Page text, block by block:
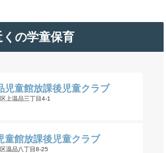
の学童保育
児童館放課後児童クラブ
上温品三丁目4-1
童館放課後児童クラブ
温品八丁目8-25